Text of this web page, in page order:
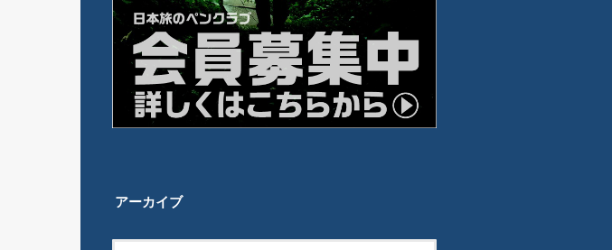
アーカイブ